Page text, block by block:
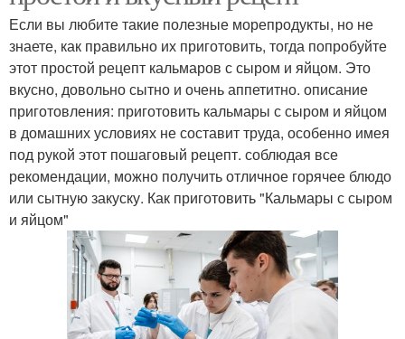
Если вы любите такие полезные морепродукты, но не
знаете, как правильно их приготовить, тогда попробуйте
этот простой рецепт кальмаров с сыром и яйцом. Это
вкусно, довольно сытно и очень аппетитно. описание
приготовления: приготовить кальмары с сыром и яйцом
в домашних условиях не составит труда, особенно имея
под рукой этот пошаговый рецепт. соблюдая все
рекомендации, можно получить отличное горячее блюдо
или сытную закуску. Как приготовить "Кальмары с сыром
и яйцом"